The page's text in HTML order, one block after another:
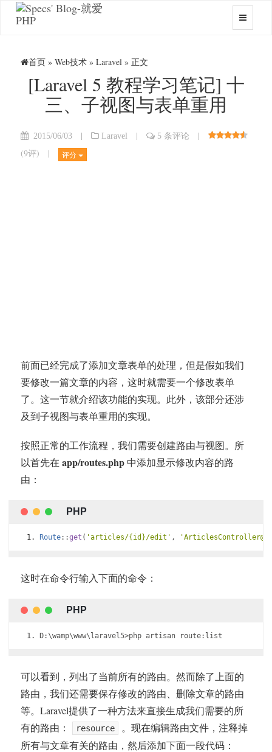
首页 » Web技术 » Laravel » 正文
[Laravel 5 教程学习笔记] 十
三、子视图与表单重用
2015/06/03 | Laravel | 5 条评论
|
(9评) | 评分
前面已经完成了添加文章表单的处理，但是假如我们
要修改一篇文章的内容，这时就需要一个修改表单
了。这一节就介绍该功能的实现。此外，该部分还涉
及到子视图与表单重用的实现。
按照正常的工作流程，我们需要创建路由与视图。所
以首先在 app/routes.php 中添加显示修改内容的路
由：
Route::get ( 'articles/{id}/edit' ,
这时在命令行输入下面的命令：
D:\wamp\www\laravel5>php artisan route: list
可以看到，列出了当前所有的路由。然而除了上面的
路由，我们还需要保存修改的路由、删除文章的路由
等。Laravel提供了一种方法来直接生成我们需要的所
有的路由：
resource
。现在编辑路由文件，注释掉
所有与文章有关的路由，然后添加下面一段代码：